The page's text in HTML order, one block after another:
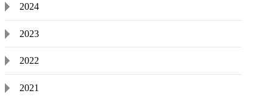
2024
2023
2022
2021